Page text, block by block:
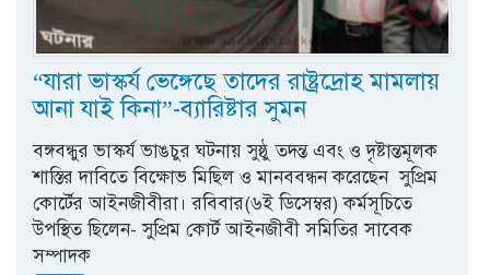
“যারা ভাস্কর্য ভেঙ্গেছে তাদের রাষ্ট্রদ্রোহ মামলায়
আনা যাই কিনা”-ব্যারিষ্টার সুমন
বঙ্গবন্ধুর ভাস্কর্য ভাঙচুর ঘটনায় সুষ্ঠু তদন্ত এবং ও দৃষ্টান্তমূলক
শাস্তির দাবিতে বিক্ষোভ মিছিল ও মানববন্ধন করেছেন সুপ্রিম
কোর্টের আইনজীবীরা। রবিবার(৬ই ডিসেম্বর) কর্মসূচিতে
উপস্থিত ছিলেন- সুপ্রিম কোর্ট আইনজীবী সমিতির সাবেক
সম্পাদক